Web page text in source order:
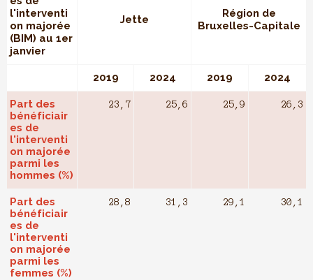
l'interventi
on majorée
(BIM) au 1er
janvier
Jette
Région de
Bruxelles-Capitale
2019 2024 2019 2024
Part des
bénéficiair
es de
l'interventi
on majorée
parmi les
hommes (%)
23,7 25,6 25,9 26,3
Part des
bénéficiair
es de
l'interventi
on majorée
parmi les
femmes (%)
28,8 31,3 29,1 30,1